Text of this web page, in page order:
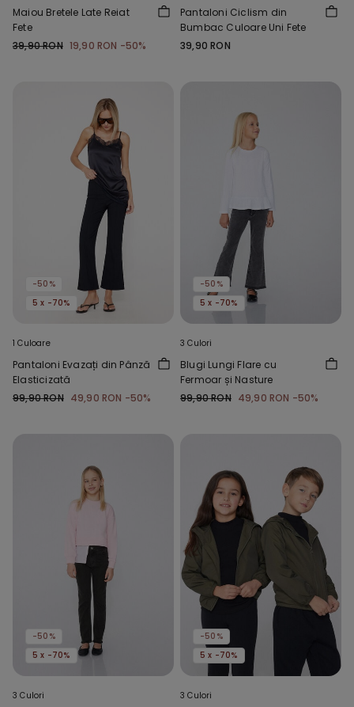
Maiou Bretele Late Reiat
Fete
39,90 RON 19,90 RON -50%
Pantaloni Ciclism din
Bumbac Culoare Uni Fete
39,90 RON
-50%
5 x -70%
1 Culoare
Pantaloni Evazați din Pânză
Elasticizată
99,90 RON 49,90 RON -50%
-50%
5 x -70%
3 Culori
Blugi Lungi Flare cu
Fermoar și Nasture
99,90 RON 49,90 RON -50%
-50%
5 x -70%
3 Culori
-50%
5 x -70%
3 Culori